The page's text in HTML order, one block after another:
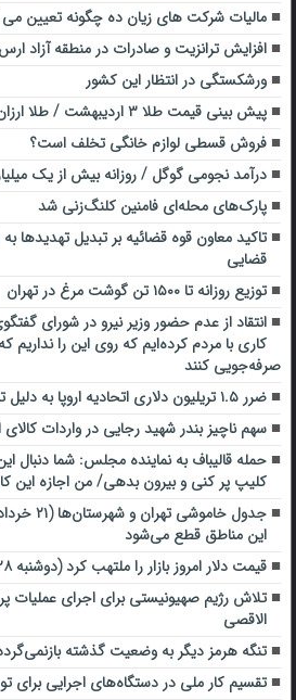
مالیات شرکت های زیان ده چگونه تعیین می
افزایش ترانزیت و صادرات در منطقه آزاد ارس
ورشکستگی در انتظار این کشور
پیش بینی قیمت طلا ۳ اردیبهشت / طلا ارزان می‌شود؟
فروش قسطی لوازم خانگی تخلف است؟
درآمد نجومی گوگل / روزانه بیش از یک
پارک‌های محله‌ای فامنین کلنگ‌زنی شد
قضایی
توزیع روزانه تا ۱۵۰۰ تن گوشت مرغ در تهران
انتقاد از عدم حضور وزیر نیرو در شورای
کاری با مردم کرده‌ایم که روی این را نداریم
صرفه‌جویی کنند
ضرر ۱.۵ تریلیون دلاری اتحادیه اروپا به دلیل تحریم‌های روسیه
سهم ناچیز بندر شهید رجایی در واردات
حمله قالیباف به نماینده مجلس: شما دنبال
کلیپ پر کنی و بیرون بدهی/ من اجازۀ این
جدول
این مناطق قطع می‌شود
قیمت دلار امروز بازار را ملتهب کرد (دوشنبه ۲۸ مهر)
تلاش رژیم صهیونیستی برای اجرای عملیات
الاقصی
تنگه هرمز دیگر به وضعیت گذشته بازنمی‌گردد
تقسیم کار ملی در دستگاه‌های اجرایی برای